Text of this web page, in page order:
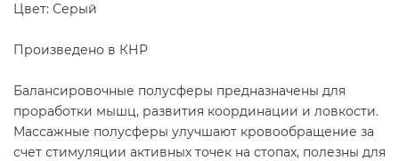
Цвет: Серый
Произведено в КНР
Балансировочные полусферы предназначены для
проработки мышц, развития координации и ловкости.
Массажные полусферы улучшают кровообращение за
счет стимуляции активных точек на стопах, полезны для